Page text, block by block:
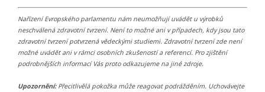
Nařízení Evropského parlamentu nám neumožňují uvádět u výrobků
neschválená zdravotní tvrzení. Není to možné ani v případech, kdy jsou tato
zdravotní tvrzení potvrzená vědeckými studiemi. Zdravotní tvrzení zde není
možné uvádět ani v rámci osobních zkušeností a referencí. Pro zjištění
podrobnějších informací Vás proto odkazujeme na jiné zdroje.
Upozornění:Přecitlivělá pokožka může reagovat podrážděním. Uchovávejte